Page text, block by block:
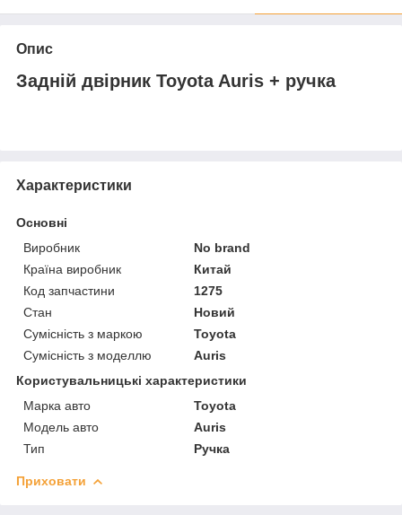
Опис
Задній двірник Toyota Auris + ручка
Характеристики
Основні
Виробник
No brand
Країна виробник
Китай
Код запчастини
1275
Стан
Новий
Сумісність з маркою
Toyota
Сумісність з моделлю
Auris
Користувальницькі характеристики
Марка авто
Toyota
Модель авто
Auris
Тип
Ручка
Приховати